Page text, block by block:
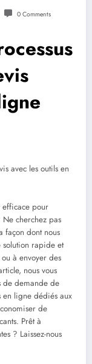
0 Comments
avec les outils en
efficace pour
cherchez pas
façon dont nous
solution rapide et
à envoyer des
nous vous
de demande de
en ligne dédiés aux
de
Prêt à
? Laissez-nous